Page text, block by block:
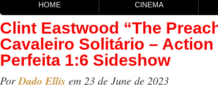
HOME CINEMA
Clint Eastwood “The
Cavaleiro Solitário – Action
Perfeita 1:6 Sideshow
PorDado Ellis em 23 de June de 2023